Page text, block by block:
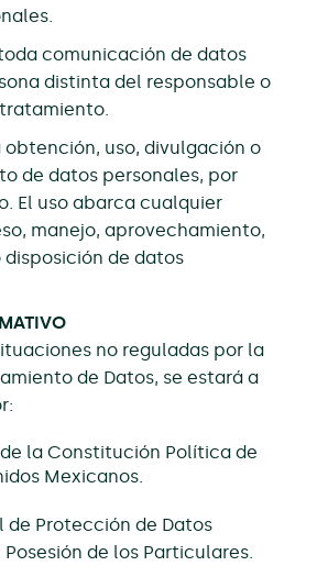
comunicación de datos
distinta del responsable o
uso, divulgación o
de datos personales, por
El uso abarca cualquier
manejo, aprovechamiento,
de datos
no reguladas por la
de Datos, se estará a
la Constitución Política de
Mexicanos.
de Protección de Datos
Posesión de los Particulares.